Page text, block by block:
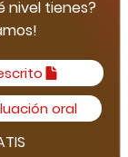
nivel tienes?
oral